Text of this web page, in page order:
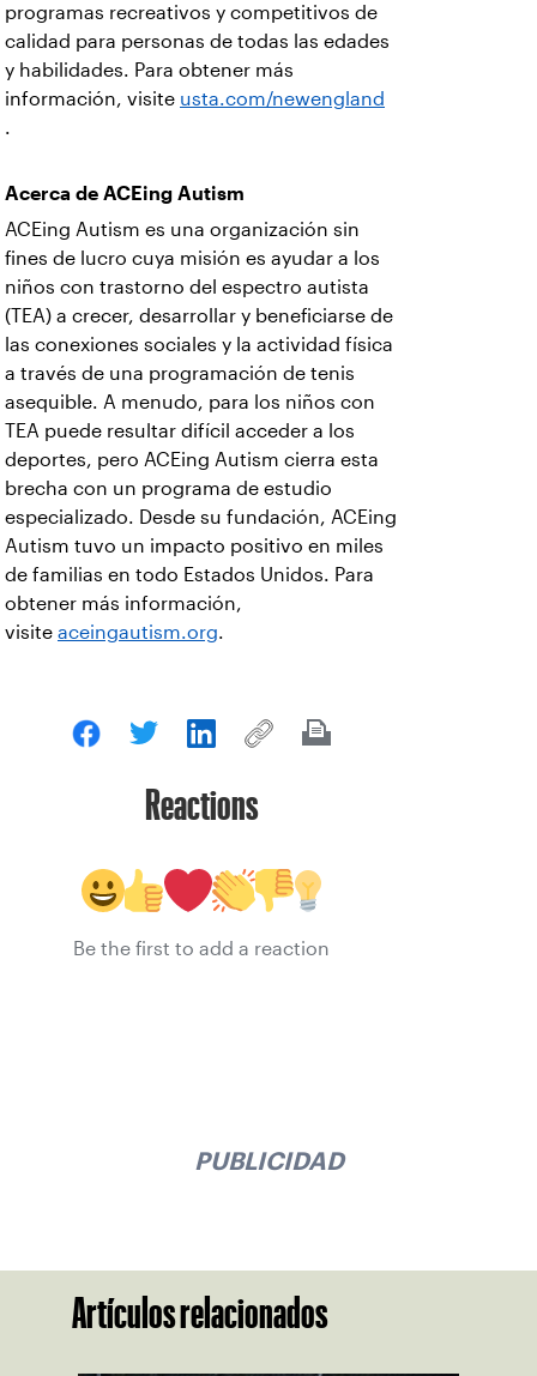
programas recreativos y competitivos de
calidad para personas de todas las edades
y habilidades. Para obtener más
información, visite usta.com/newengland
.
Acerca de ACEing Autism
ACEing Autism es una organización sin
fines de lucro cuya misión es ayudar a los
niños con trastorno del espectro autista
(TEA) a crecer, desarrollar y beneficiarse de
las conexiones sociales y la actividad física
a través de una programación de tenis
asequible. A menudo, para los niños con
TEA puede resultar difícil acceder a los
deportes, pero ACEing Autism cierra esta
brecha con un programa de estudio
especializado. Desde su fundación, ACEing
Autism tuvo un impacto positivo en miles
de familias en todo Estados Unidos. Para
obtener más información,
visite aceingautism.org.
Reactions
Be the first to add a reaction
PUBLICIDAD
Artículos relacionados